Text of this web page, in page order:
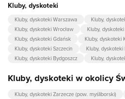
Kluby, dyskoteki
Kluby, dyskoteki Warszawa
Kluby,
Kluby, dyskoteki Wrocław
Kluby,
Kluby, dyskoteki Gdańsk
Kluby, dyskoteki
Kluby, dyskoteki Szczecin
Kluby, dyskoteki
Kluby, dyskoteki Bydgoszcz
Kluby,
Kluby, dyskoteki w okolicy
Kluby, dyskoteki Zarzecze (pow. myśliborski)